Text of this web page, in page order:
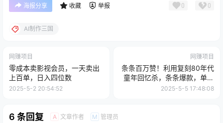
海报分享 收藏 举报 0 0
AI制作三国
网赚项目
零成本卖影视会员，一天卖出
上百单，日入四位数
2025-5-2 20:54:52
网赚项目
条条百万赞！利用复刻80年代
童年回忆杀，条条爆款，单日
变现1000+
2025-5-5 17:48:08
6 条回复 A 文章作者 M 管理员